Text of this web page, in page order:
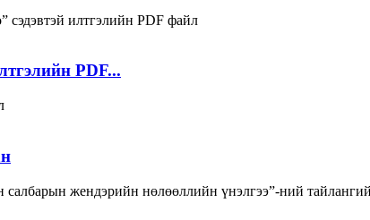
сэдэвтэй илтгэлийн PDF файл
PDF...
жендэрийн нөлөөллийн үнэлгээ”-ний